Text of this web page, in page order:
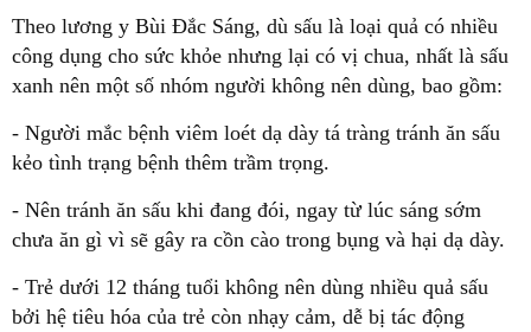
Theo lương y Bùi Đắc Sáng, dù sấu là loại quả có nhiều
công dụng cho sức khỏe nhưng lại có vị chua, nhất là sấu
xanh nên một số nhóm người không nên dùng, bao gồm:
- Người mắc bệnh viêm loét dạ dày tá tràng tránh ăn sấu
kẻo tình trạng bệnh thêm trầm trọng.
- Nên tránh ăn sấu khi đang đói, ngay từ lúc sáng sớm
chưa ăn gì vì sẽ gây ra cồn cào trong bụng và hại dạ dày.
- Trẻ dưới 12 tháng tuổi không nên dùng nhiều quả sấu
bởi hệ tiêu hóa của trẻ còn nhạy cảm, dễ bị tác động